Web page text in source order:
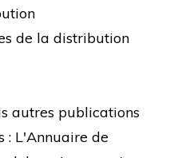
de la distribution
autres publications
: L'Annuaire de